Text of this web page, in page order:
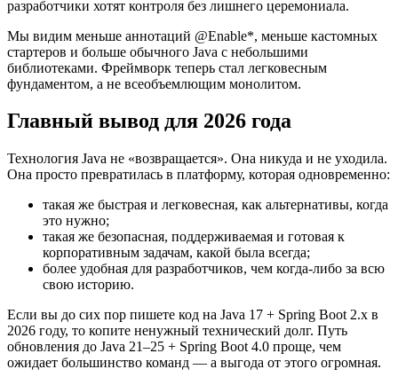
разработчики хотят контроля без лишнего церемониала.
Мы видим меньше аннотаций @Enable*, меньше кастомных
стартеров и больше обычного Java с небольшими
библиотеками. Фреймворк теперь стал легковесным
фундаментом, а не всеобъемлющим монолитом.
Главный вывод для 2026 года
Технология Java не «возвращается». Она никуда и не уходила.
Она просто превратилась в платформу, которая одновременно:
такая же быстрая и легковесная, как альтернативы, когда
это нужно;
такая же безопасная, поддерживаемая и готовая к
корпоративным задачам, какой была всегда;
более удобная для разработчиков, чем когда-либо за всю
свою историю.
Если вы до сих пор пишете код на Java 17 + Spring Boot 2.x в
2026 году, то копите ненужный технический долг. Путь
обновления до Java 21–25 + Spring Boot 4.0 проще, чем
ожидает большинство команд — а выгода от этого огромная.